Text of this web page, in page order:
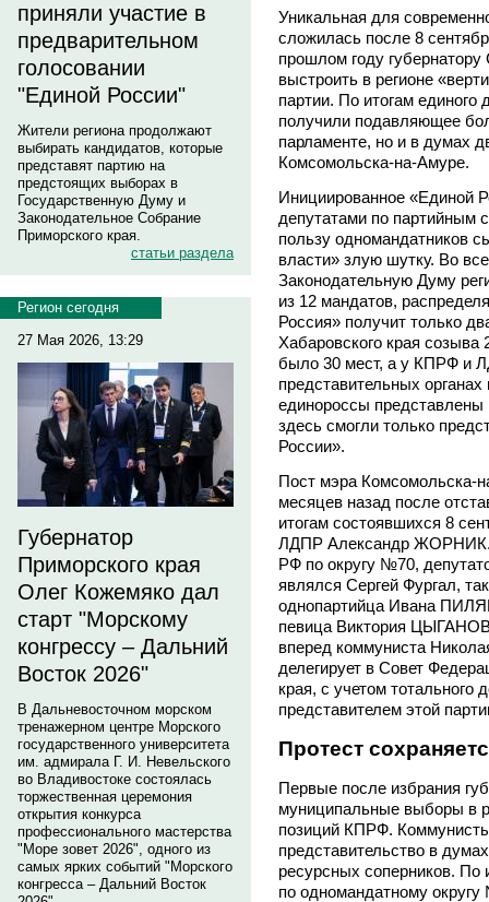
приняли участие в
предварительном
голосовании
"Единой России"
Жители региона продолжают
выбирать кандидатов, которые
представят партию на
предстоящих выборах в
Государственную Думу и
Законодательное Собрание
Приморского края.
статьи раздела
Регион сегодня
27 Мая 2026, 13:29
Губернатор
Приморского края
Олег Кожемяко дал
старт "Морскому
конгрессу – Дальний
Восток 2026"
В Дальневосточном морском
тренажерном центре Морского
государственного университета
им. адмирала Г. И. Невельского
во Владивостоке состоялась
торжественная церемония
открытия конкурса
профессионального мастерства
"Море зовет 2026", одного из
самых ярких событий "Морского
конгресса – Дальний Восток
Уникальная для
сложилась после 8
прошлом году
выстроить в регионе
партии. По итогам
получили подавляющее
парламенте, но и в думах
Комсомольска-на-Амуре.
Инициированное «Единой
депутатами по партийным
пользу одномандатников
власти» злую шутку. Во
Законодательную Думу
из 12 мандатов,
Россия» получит только
Хабаровского края созыва
было 30 мест, а у КПРФ и
представительных
единороссы
здесь смогли только
России».
Пост мэра Комсомольска-
месяцев назад после
итогам состоявшихся 8
ЛДПР Александр ЖОРНИК.
РФ по округу №70,
являлся Сергей Фургал,
однопартийца Ивана
певица Виктория
вперед коммуниста
делегирует в Совет
края, с учетом
представителем этой
Протест
Первые после избрания
муниципальные выборы в
позиций КПРФ.
представительство в
ресурсных соперников.
по одномандатному